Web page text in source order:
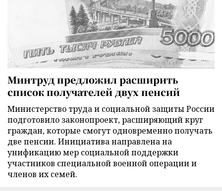
Минтруд предложил расширить
список получателей двух пенсий
Министерство труда и социальной защиты России
подготовило законопроект, расширяющий круг
граждан, которые смогут одновременно получать
две пенсии. Инициатива направлена на
унификацию мер социальной поддержки
участников специальной военной операции и
членов их семей.